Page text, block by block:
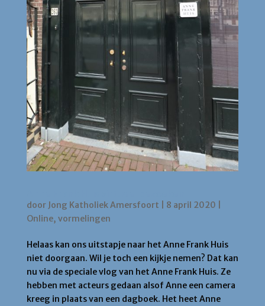
door Jong Katholiek Amersfoort 8 april 2020
Online, vormelingen
Helaas kan ons uitstapje naar het Anne Frank Huis
niet doorgaan. Wil je toch een kijkje nemen? Dat kan
nu via de speciale vlog van het Anne Frank Huis. Ze
hebben met acteurs gedaan alsof Anne een camera
kreeg in plaats van een dagboek. Het heet Anne